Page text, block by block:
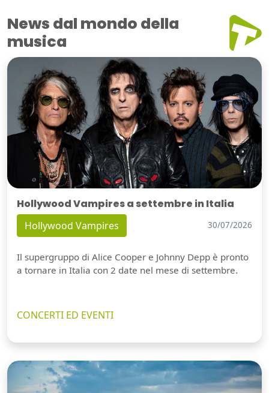
News dal mondo della
musica
Hollywood Vampires a settembre in Italia
Hollywood Vampires 30/07/2026
Il supergruppo di Alice Cooper e Johnny Depp è pronto
a tornare in Italia con 2 date nel mese di settembre.
CONCERTI ED EVENTI